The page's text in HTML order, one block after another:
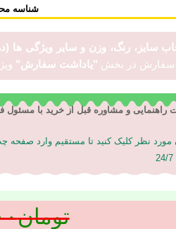
شناسه
سایز، رنگ، وزن و سایر ویژگی ها
سفارش در بخش "یاداشت سفارش"
راهنمایی و مشاوره قبل از خرید با
مورد نظر کلیک کنید تا مستقیم وارد صفحه
تومان